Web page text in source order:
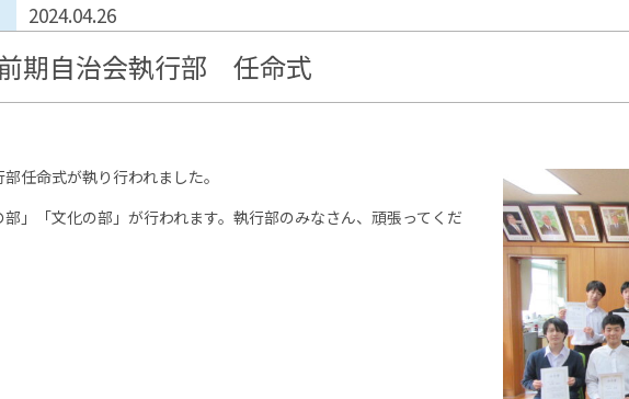
2024.04.26
期自治会執行部 任命式
任命式が執り行われました。
」「文化の部」が行われます。執行部のみなさん、頑張ってくだ